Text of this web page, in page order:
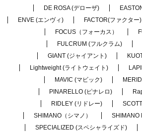
DE ROSA (デローザ)
ENVE (エンヴィ)
FACTOR(ファクター)
FOCUS（フォーカス）
FULCRUM (フルクラム)
GIANT (ジャイアント)
Lightweight (ライトウェイト)
MAVIC (マビック)
PINARELLO (ピナレロ)
RIDLEY (リドレー)
SHIMANO（シマノ）
SHIMANO
SPECIALIZED (スペシャライズド)